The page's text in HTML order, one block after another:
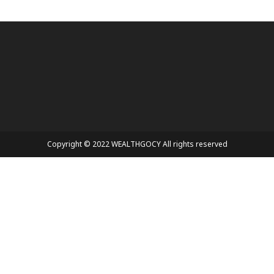
Copyright © 2022 WEALTHGOCY All rights reserved